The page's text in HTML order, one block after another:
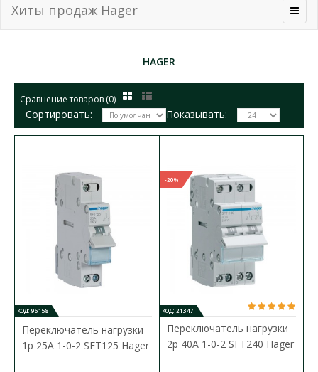
Хиты продаж Hager
HAGER
Сравнение товаров (0)
Сортировать: Показывать:
КОД: 96158
Переключатель нагрузки
1p 25А 1-0-2 SFT125 Hager
-20%
КОД: 21347
Переключатель нагрузки
2p 40А 1-0-2 SFT240 Hager